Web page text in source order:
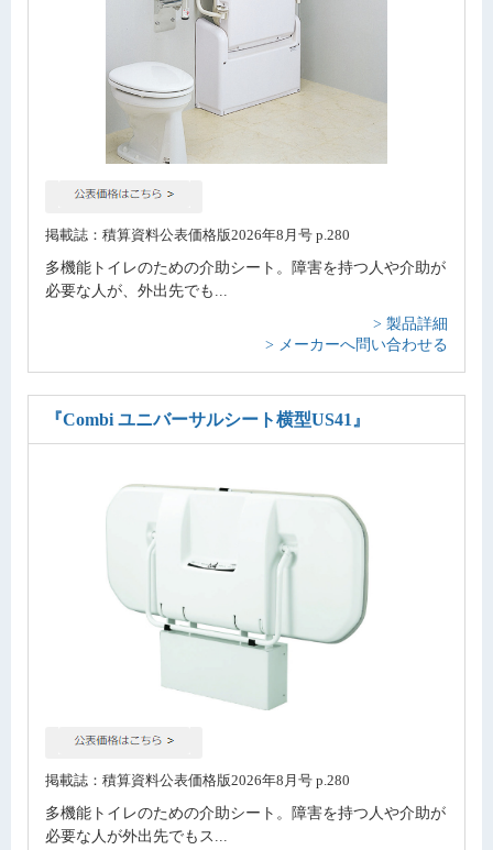
掲載誌：積算資料公表価格版2026年8月号 p.280
多機能トイレのための介助シート。障害を持つ人や介助が
必要な人が、外出先でも...
> 製品詳細
> メーカーへ問い合わせる
『Combi ユニバーサルシート横型US41』
掲載誌：積算資料公表価格版2026年8月号 p.280
多機能トイレのための介助シート。障害を持つ人や介助が
必要な人が外出先でもス...